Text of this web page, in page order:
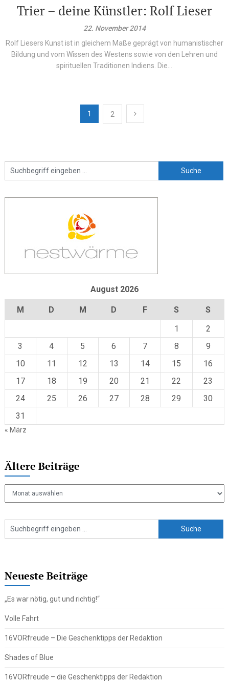
Trier – deine Künstler: Rolf Lieser
22. November 2014
Rolf Liesers Kunst ist in gleichem Maße geprägt von humanistischer
Bildung und vom Wissen des Westens sowie von den Lehren und
spirituellen Traditionen Indiens. Die...
Beitragsnavigation
1 2
August 2026
M D M D F S
S
1
2
3
4 5 6 7 8
9
10
11 12 13 14 15
16
17
18 19 20 21 22
23
24
25 26 27 28 29
30
31
« März
Ältere Beiträge
Neueste Beiträge
„Es war nötig, gut und richtig!“
Volle Fahrt
16VORfreude – Die Geschenktipps der Redaktion
Shades of Blue
16VORfreude – die Geschenktipps der Redaktion